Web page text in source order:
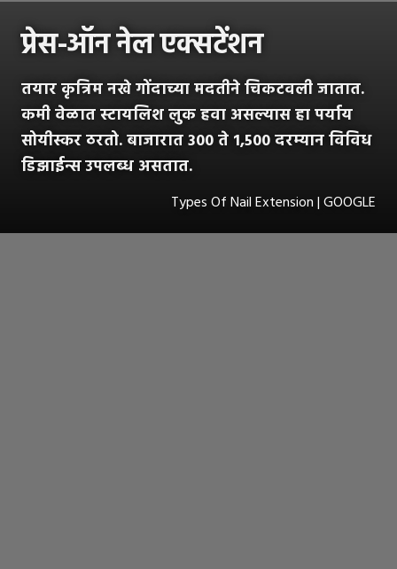
प्रेस-ऑन नेल एक्सटेंशन
तयार कृत्रिम नखे गोंदाच्या मदतीने चिकटवली जातात.
कमी वेळात स्टायलिश लुक हवा असल्यास हा पर्याय
सोयीस्कर ठरतो. बाजारात 300 ते 1,500 दरम्यान विविध
डिझाईन्स उपलब्ध असतात.
Types Of Nail Extension | GOOGLE